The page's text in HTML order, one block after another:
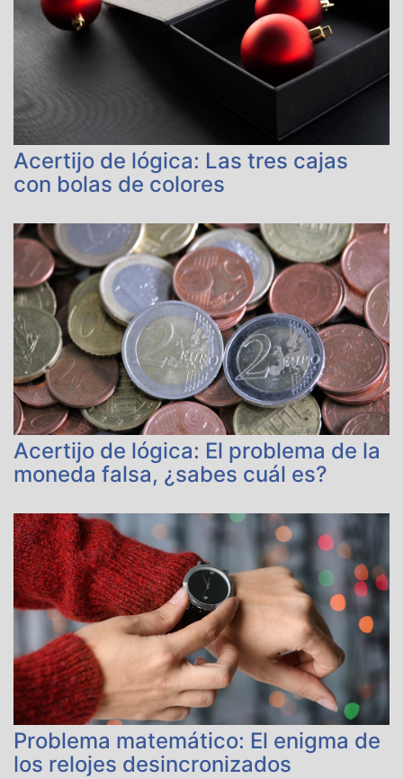
Acertijo de lógica: Las tres cajas
con bolas de colores
Acertijo de lógica: El problema de la
moneda falsa, ¿sabes cuál es?
Problema matemático: El enigma de
los relojes desincronizados